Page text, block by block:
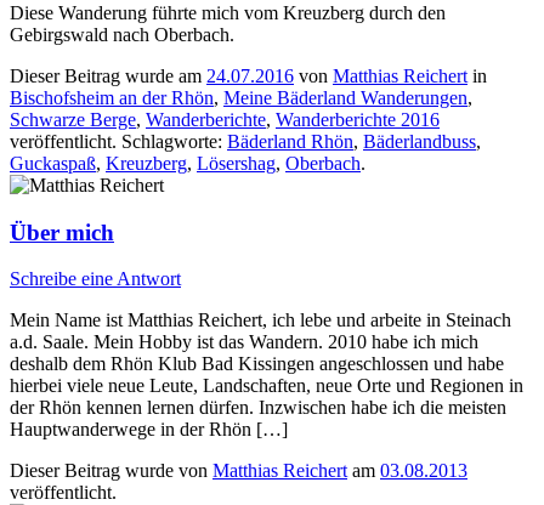
Diese Wanderung führte mich vom Kreuzberg durch den
Gebirgswald nach Oberbach.
Dieser Beitrag wurde am 24.07.2016 von Matthias Reichert in
Bischofsheim an der Rhön, Meine Bäderland Wanderungen,
Schwarze Berge, Wanderberichte, Wanderberichte 2016
veröffentlicht. Schlagworte: Bäderland Rhön, Bäderlandbuss,
Guckaspaß, Kreuzberg, Lösershag, Oberbach.
Über mich
Schreibe eine Antwort
Mein Name ist Matthias Reichert, ich lebe und arbeite in Steinach
a.d. Saale. Mein Hobby ist das Wandern. 2010 habe ich mich
deshalb dem Rhön Klub Bad Kissingen angeschlossen und habe
hierbei viele neue Leute, Landschaften, neue Orte und Regionen in
der Rhön kennen lernen dürfen. Inzwischen habe ich die meisten
Hauptwanderwege in der Rhön […]
Dieser Beitrag wurde von Matthias Reichert am 03.08.2013
veröffentlicht.